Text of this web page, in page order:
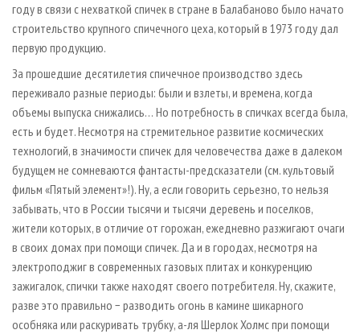
году в связи с нехваткой спичек в стране в Балабаново было начато
строительство крупного спичечного цеха, который в 1973 году дал
первую продукцию.
За прошедшие десятилетия спичечное производство здесь
переживало разные периоды: были и взлеты, и времена, когда
объемы выпуска снижались… Но потребность в спичках всегда была,
есть и будет. Несмотря на стремительное развитие космических
технологий, в значимости спичек для человечества даже в далеком
будущем не сомневаются фантасты-предсказатели (см. культовый
фильм «Пятый элемент»!). Ну, а если говорить серьезно, то нельзя
забывать, что в России тысячи и тысячи деревень и поселков,
жители которых, в отличие от горожан, ежедневно разжигают очаги
в своих домах при помощи спичек. Да и в городах, несмотря на
электроподжиг в современных газовых плитах и конкуренцию
зажигалок, спички также находят своего потребителя. Ну, скажите,
разве это правильно − разводить огонь в камине шикарного
особняка или раскуривать трубку, а-ля Шерлок Холмс при помощи